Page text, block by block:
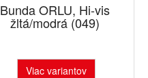
Bunda ORLU, Hi-vis
žltá/modrá (049)
Viac variantov